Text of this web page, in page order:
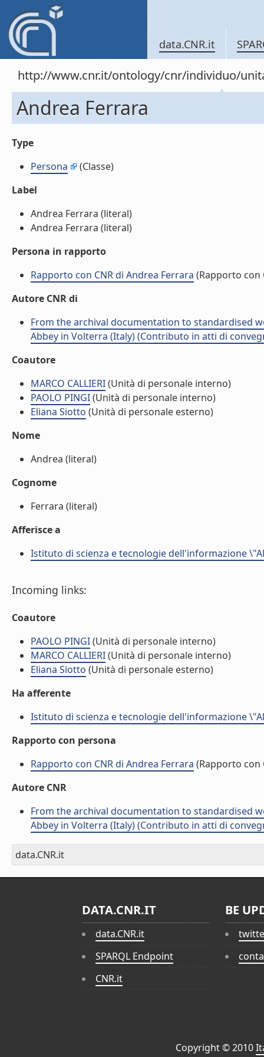
data.CNR.it
http://www.cnr.it/ontology/cnr/individuo/
Andrea Ferrara
Type
Persona
(Classe)
Label
Andrea Ferrara (literal)
Andrea Ferrara (literal)
Persona in rapporto
Rapporto con CNR di Andrea Ferrara (Rapporto con
Autore CNR di
From the archival documentation to standardised
Abbey in Volterra (Italy) (Contributo in atti di
Coautore
MARCO CALLIERI(Unità di personale interno)
PAOLO PINGI(Unità di personale interno)
Eliana Siotto (Unità di personale esterno)
Nome
Andrea (literal)
Cognome
Ferrara (literal)
Afferisce a
Istituto di scienza e tecnologie dell'informazione
Incoming links:
Coautore
PAOLO PINGI(Unità di personale interno)
MARCO CALLIERI(Unità di personale interno)
Eliana Siotto (Unità di personale esterno)
Ha afferente
Istituto di scienza e tecnologie dell'informazione
Rapporto con persona
Rapporto con CNR di Andrea Ferrara (Rapporto con
Autore CNR
From the archival documentation to standardised
Abbey in Volterra (Italy) (Contributo in atti di
data.CNR.it
DATA.CNR.IT
data.CNR.it
SPARQL Endpoint
CNR.it
BE
Copyright © 2010